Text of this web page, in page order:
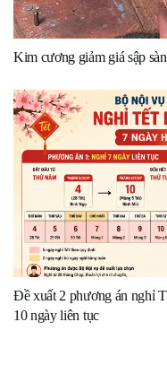
Kim cương giảm giá sập
Đề xuất 2 phương án nghỉ
10 ngày liên tục